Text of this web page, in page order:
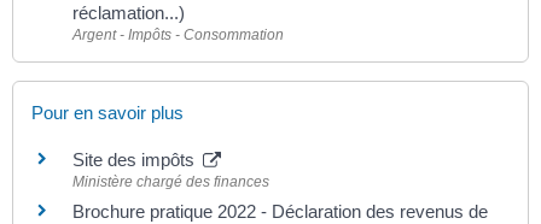
réclamation...)
Argent - Impôts - Consommation
Pour en savoir plus
Site des impôts
Ministère chargé des finances
Brochure pratique 2022 - Déclaration des revenus de